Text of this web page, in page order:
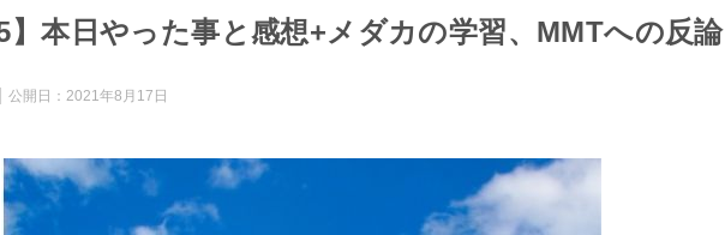
】本日やった事と感想+メダカの学習、MMTへの反論
公開日： 2021年8月17日